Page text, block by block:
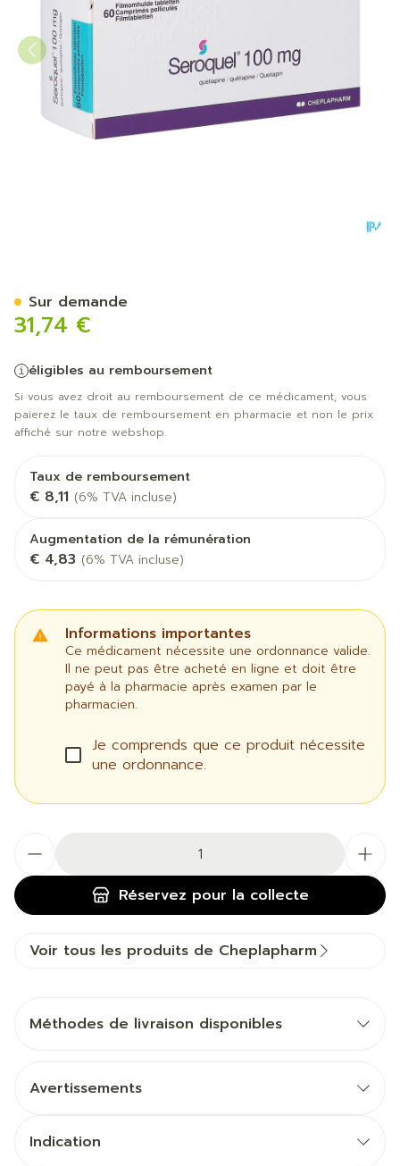
31,74 €
éligibles au remboursement
Si vous avez droit au remboursement de ce médicament, vous
paierez le taux de remboursement en pharmacie et non le prix
affiché sur notre webshop.
Taux de remboursement
€ 8,11 (6% TVA incluse)
Augmentation de la rémunération
€ 4,83 (6% TVA incluse)
Informations importantes
Ce médicament nécessite une ordonnance valide.
Il ne peut pas être acheté en ligne et doit être
payé à la pharmacie après examen par le
pharmacien.
Je comprends que ce produit nécessite
une ordonnance.
Réservez pour la collecte
Sur demande
Voir tous les produits de Cheplapharm
Méthodes de livraison disponibles
Avertissements
Indication